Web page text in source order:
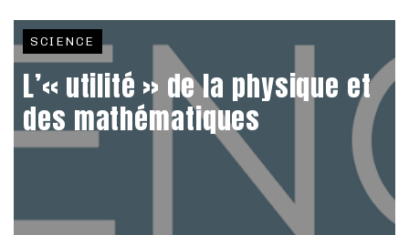
SCIENCE
L’« utilité » de la physique et
des mathématiques